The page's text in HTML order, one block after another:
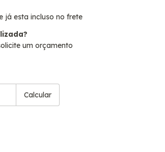
já esta incluso no frete
um orçamento
Calcular